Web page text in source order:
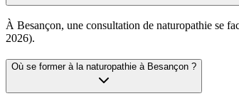
À Besançon, une consultation de naturopathie se
2026).
Où se former à la naturopathie à Besançon ?